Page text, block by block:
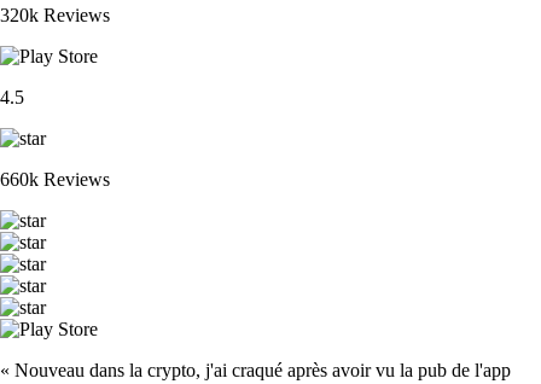
320k Reviews
4.5
660k Reviews
« Nouveau dans la crypto, j'ai craqué après avoir vu la pub de l'app